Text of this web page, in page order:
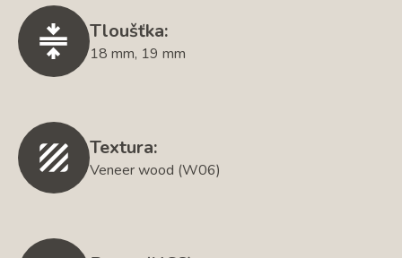
Tloušťka:
18 mm, 19 mm
Textura:
Veneer wood (W06)